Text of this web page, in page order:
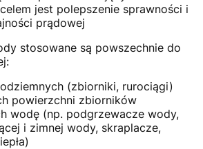
jest polepszenie sprawności i
prądowej
stosowane są powszechnie do
(zbiorniki, rurociągi)
powierzchni zbiorników
wodę (np. podgrzewacze wody,
i zimnej wody, skraplacze,